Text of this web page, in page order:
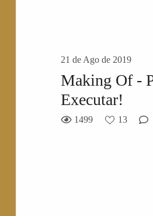
21 de Ago de 2019
Making Of -
Executar!
1499 13